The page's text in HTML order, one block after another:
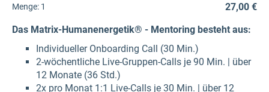
Menge: 1
27,00 €
Das Matrix-Humanenergetik® - Mentoring besteht aus:
Individueller Onboarding Call (30 Min.)
2-wöchentliche Live-Gruppen-Calls je 90 Min. | über
12 Monate (36 Std.)
2x pro Monat 1:1 Live-Calls je 30 Min. | über 12